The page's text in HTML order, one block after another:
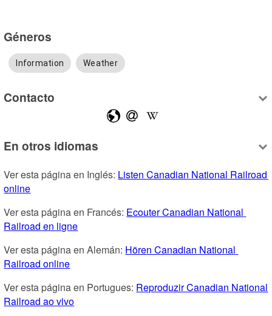
Géneros
Information Weather
Contacto
En otros idiomas
Ver esta página en Inglés: Listen Canadian National Railroad
online
Ver esta página en Francés: Ecouter Canadian National
Railroad en ligne
Ver esta página en Alemán: Hören Canadian National
Railroad online
Ver esta página en Portugues: Reproduzir Canadian National
Railroad ao vivo